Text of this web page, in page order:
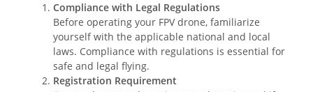
Compliance with Legal Regulations
Before operating your FPV drone, familiarize
yourself with the applicable national and local
laws. Compliance with regulations is essential for
safe and legal flying.
Registration Requirement